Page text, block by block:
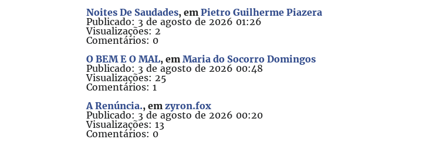
Noites De Saudades, emPietro Guilherme Piazera
Publicado: 3 de agosto de 2026 01:26
Visualizações: 2
Comentários: 0
O BEM E O MAL, emMaria do Socorro Domingos
Publicado: 3 de agosto de 2026 00:48
Visualizações: 25
Comentários: 1
A Renúncia., emzyron.fox
Publicado: 3 de agosto de 2026 00:20
Visualizações: 13
Comentários: 0